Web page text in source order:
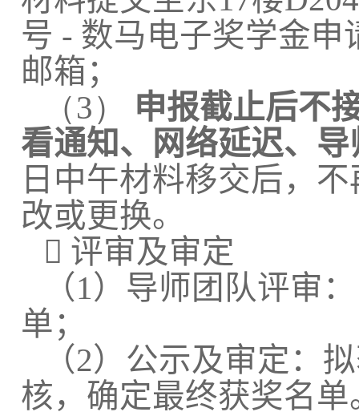
号 - 数马电子奖学金申
邮箱；
（3） 申报截止后不
看通知、网络延迟、
日中午材料移交后，
改或更换。
 评审及审定
（1）导师团队评审
单；
（2）公示及审定：
核，确定最终获奖名单